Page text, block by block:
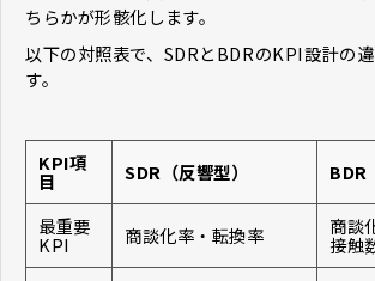
ちらかが形骸化します。
以下の対照表で、SDRとBDRのKPI設計の
す。
KPI項
目 SDR（反響型） BDR
最重要
KPI 商談化率・転換率 商談
接触